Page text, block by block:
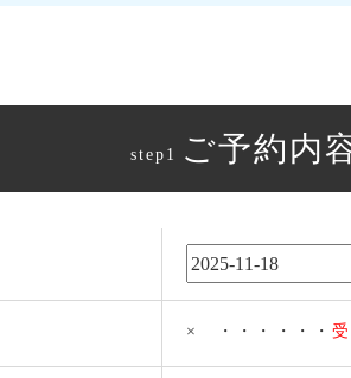
step1 ご予約内
× ・・・・・・